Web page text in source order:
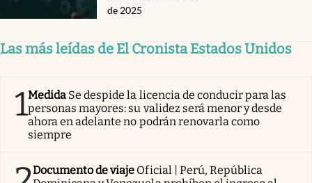
de 2025
Las más leídas de El Cronista Estados Unidos
1Medida Se despide la licencia de conducir para las
personas mayores: su validez será menor y desde
ahora en adelante no podrán renovarla como
siempre
Documento de viaje Oficial | Perú, República